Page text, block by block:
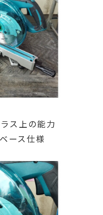
ス上の能力
ース仕様